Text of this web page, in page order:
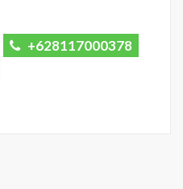
+628117000378